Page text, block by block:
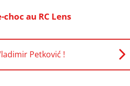
au RC Lens
Petković !